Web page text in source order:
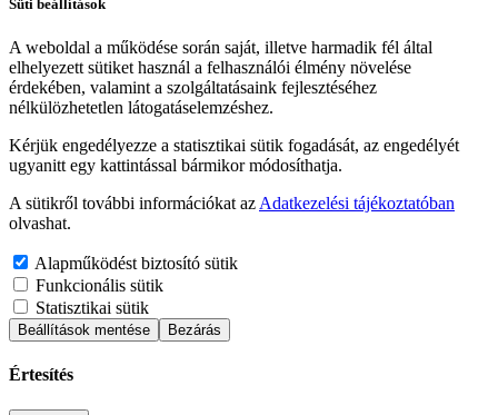
Süti beállítások
A weboldal a működése során saját, illetve harmadik fél által
elhelyezett sütiket használ a felhasználói élmény növelése
érdekében, valamint a szolgáltatásaink fejlesztéséhez
nélkülözhetetlen látogatáselemzéshez.
Kérjük engedélyezze a statisztikai sütik fogadását, az engedélyét
ugyanitt egy kattintással bármikor módosíthatja.
A sütikről további információkat az Adatkezelési tájékoztatóban
olvashat.
Alapműködést biztosító sütik
Funkcionális sütik
Statisztikai sütik
Beállítások mentése Bezárás
Értesítés